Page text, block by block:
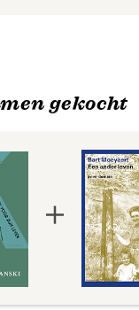
gekocht